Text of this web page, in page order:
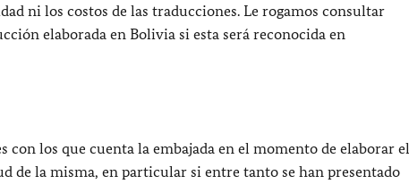
ni los costos de las traducciones. Le rogamos consultar
elaborada en Bolivia si esta será reconocida en
con los que cuenta la embajada en el momento de elaborar el
de la misma, en particular si entre tanto se han presentado